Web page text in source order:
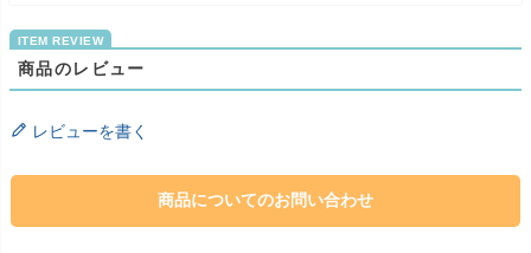
商品のレビュー
レビューを書く
商品についてのお問い合わせ